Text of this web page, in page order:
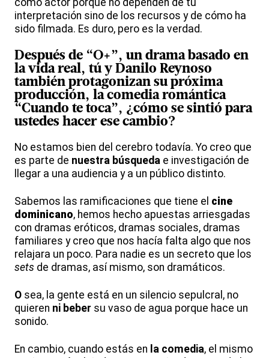
como actor porque no dependen de tu
interpretación sino de los recursos y de cómo ha
sido filmada. Es duro, pero es la verdad.
Después de “O+”, un drama basado en
la vida real, tú y Danilo Reynoso
también protagonizan su próxima
producción, la comedia romántica
“Cuando te toca”, ¿cómo se sintió para
ustedes hacer ese cambio?
No estamos bien del cerebro todavía. Yo creo que
es parte de nuestra búsqueda e investigación de
llegar a una audiencia y a un público distinto.
Sabemos las ramificaciones que tiene el cine
dominicano, hemos hecho apuestas arriesgadas
con dramas eróticos, dramas sociales, dramas
familiares y creo que nos hacía falta algo que nos
relajara un poco. Para nadie es un secreto que los
sets de dramas, así mismo, son dramáticos.
O sea, la gente está en un silencio sepulcral, no
quieren ni beber su vaso de agua porque hace un
sonido.
En cambio, cuando estás en la comedia, el mismo